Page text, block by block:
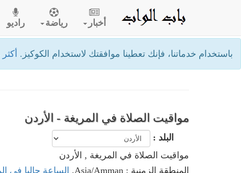
باستخدام خدماتنا، فإنك تعطينا موافقتك لاستخدام الكوكيز.
أخبار رياضة راديو
مواقيت الصلاة في المريغة - الأردن
البلد :
مواقيت الصلاة في المريغة , الأردن
المنطقة الزمنية : Asia/Amman.
الساعة حاليا في